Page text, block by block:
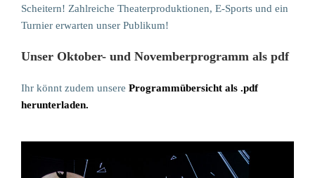
Scheitern! Zahlreiche Theaterproduktionen, E-Sports und ein
Turnier erwarten unser Publikum!
Unser Oktober- und Novemberprogramm als pdf
Ihr könnt zudem unsere Programmübersicht als .pdf
herunterladen.